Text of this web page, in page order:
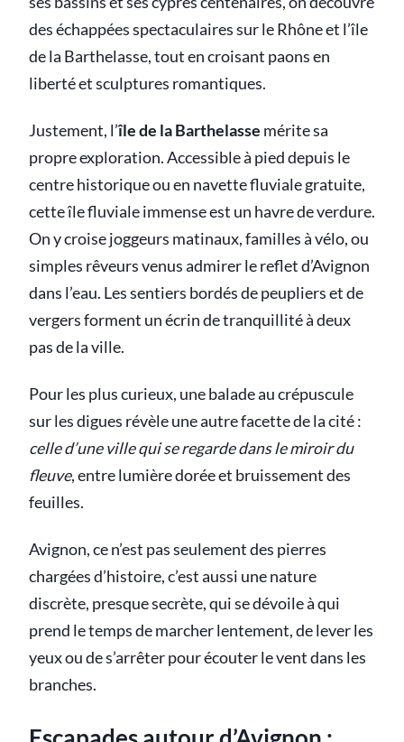
des échappées spectaculaires sur le Rhône et l’île
de la Barthelasse, tout en croisant paons en
liberté et sculptures romantiques.
Justement, l’île de la Barthelasse mérite sa
propre exploration. Accessible à pied depuis le
centre historique ou en navette fluviale gratuite,
cette île fluviale immense est un havre de verdure.
On y croise joggeurs matinaux, familles à vélo, ou
simples rêveurs venus admirer le reflet d’Avignon
dans l’eau. Les sentiers bordés de peupliers et de
vergers forment un écrin de tranquillité à deux
pas de la ville.
Pour les plus curieux, une balade au crépuscule
sur les digues révèle une autre facette de la cité :
celle d’une ville qui se regarde dans le miroir du
fleuve, entre lumière dorée et bruissement des
feuilles.
Avignon, ce n’est pas seulement des pierres
chargées d’histoire, c’est aussi une nature
discrète, presque secrète, qui se dévoile à qui
prend le temps de marcher lentement, de lever les
yeux ou de s’arrêter pour écouter le vent dans les
branches.